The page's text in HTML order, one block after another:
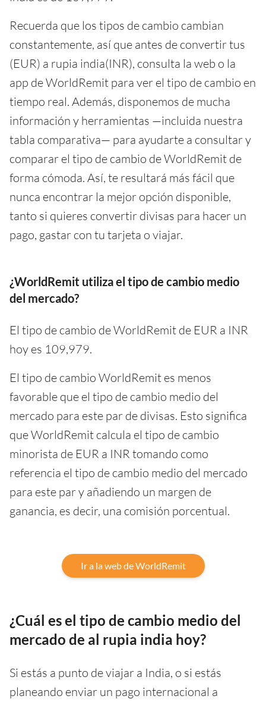
Recuerda que los tipos de cambio cambian
constantemente, así que antes de convertir tus
(EUR) a rupia india(INR), consulta la web o la
app de WorldRemit para ver el tipo de cambio en
tiempo real. Además, disponemos de mucha
información y herramientas —incluida nuestra
tabla comparativa— para ayudarte a consultar y
comparar el tipo de cambio de WorldRemit de
forma cómoda. Así, te resultará más fácil que
nunca encontrar la mejor opción disponible,
tanto si quieres convertir divisas para hacer un
pago, gastar con tu tarjeta o viajar.
¿WorldRemit utiliza el tipo de cambio medio
del mercado?
El tipo de cambio de WorldRemit de EUR a INR
hoy es 109,979.
El tipo de cambio WorldRemit es menos
favorable que el tipo de cambio medio del
mercado para este par de divisas. Esto significa
que WorldRemit calcula el tipo de cambio
minorista de EUR a INR tomando como
referencia el tipo de cambio medio del mercado
para este par y añadiendo un margen de
ganancia, es decir, una comisión porcentual.
Ir a la web de WorldRemit
¿Cuál es el tipo de cambio medio del
mercado de al rupia india hoy?
Si estás a punto de viajar a India, o si estás
planeando enviar un pago internacional a